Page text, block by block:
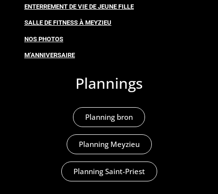
ENTERREMENT DE VIE DE JEUNE FILLE
SALLE DE FITNESS À MEYZIEU
NOS PHOTOS
M’ANNIVERSAIRE
Plannings
Planning bron
Planning Meyzieu
Planning Saint-Priest